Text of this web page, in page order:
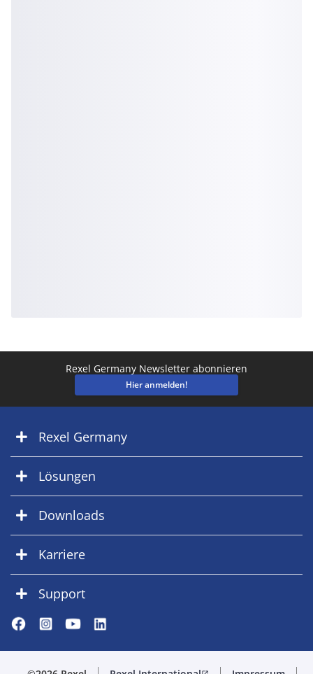
Rexel Germany Newsletter abonnieren
Hier anmelden!
Rexel Germany
Lösungen
Downloads
Karriere
Support